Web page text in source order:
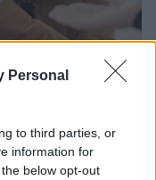
Personal
to third parties, or
information for
below opt-out